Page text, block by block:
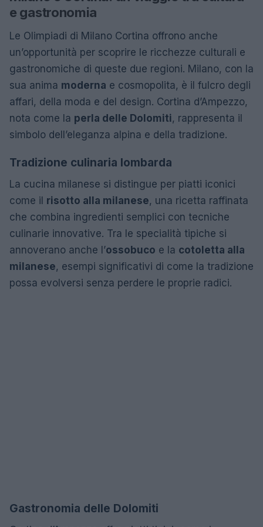
e gastronomia
Le Olimpiadi di Milano Cortina offrono anche
un’opportunità per scoprire le ricchezze culturali e
gastronomiche di queste due regioni. Milano, con la
sua anima moderna e cosmopolita, è il fulcro degli
affari, della moda e del design. Cortina d’Ampezzo,
nota come la perla delle Dolomiti, rappresenta il
simbolo dell’eleganza alpina e della tradizione.
Tradizione culinaria lombarda
La cucina milanese si distingue per piatti iconici
come il risotto alla milanese, una ricetta raffinata
che combina ingredienti semplici con tecniche
culinarie innovative. Tra le specialità tipiche si
annoverano anche l’ossobuco e la cotoletta alla
milanese, esempi significativi di come la tradizione
possa evolversi senza perdere le proprie radici.
Gastronomia delle Dolomiti